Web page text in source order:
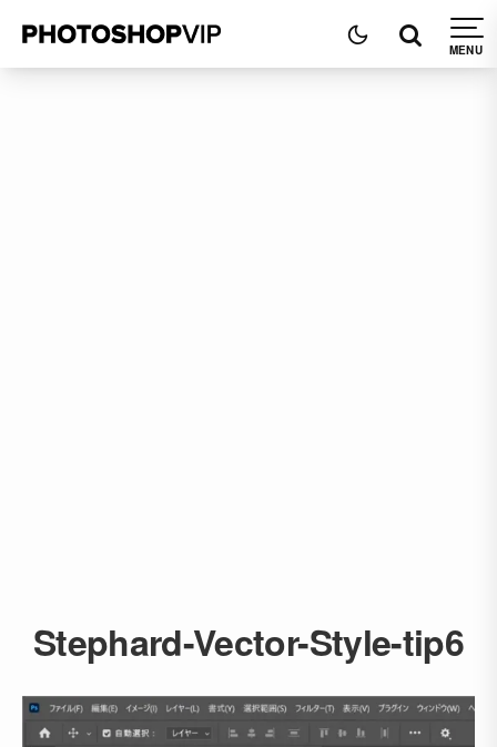
Stephard-Vector-Style-tip6